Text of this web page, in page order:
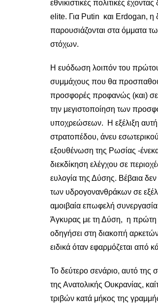
εθνικιστικές πολιτικές
elite. Για Putin και Erdogan, η
παρουσιάζονται στα όμματα
στόχων.
Η ευόδωση λοιπόν του πρώτου
συμμάχους που θα
προσφορές προφανώς (και) σε
την μεγιστοποίηση των
υποχρεώσεων. Η εξέλιξη
στρατοπέδου, άνευ
εξουθένωση της Ρωσίας -
διεκδίκηση ελέγχου σε
ευλογία της Δύσης. Βέβαια
των υδρογονανθράκων σε
αμοιβαία επωφελή
Άγκυρας με τη Δύση, η πρώτη
οδηγήσει στη διακοπή
ειδικά όταν εφαρμόζεται από
Το δεύτερο σενάριο, αυτό
της Ανατολικής Ουκρανίας,
τριβών κατά μήκος της